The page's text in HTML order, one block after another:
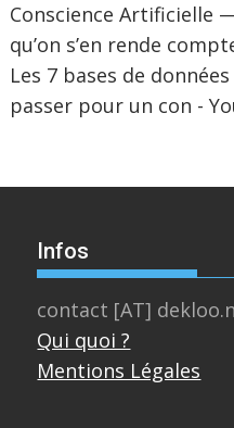
Conscience Artificielle
qu’on s’en rende
Les 7 bases de
passer pour un con -
Infos
contact [AT]
Qui quoi ?
Mentions Légales